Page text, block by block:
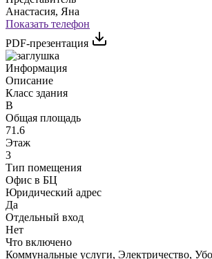
Анастасия, Яна
Показать телефон
PDF-презентация
Информация
Описание
Класс здания
B
Общая площадь
71.6
Этаж
3
Тип помещения
Офис в БЦ
Юридический адрес
Да
Отдельный вход
Нет
Что включено
Коммунальные услуги, Электричество,